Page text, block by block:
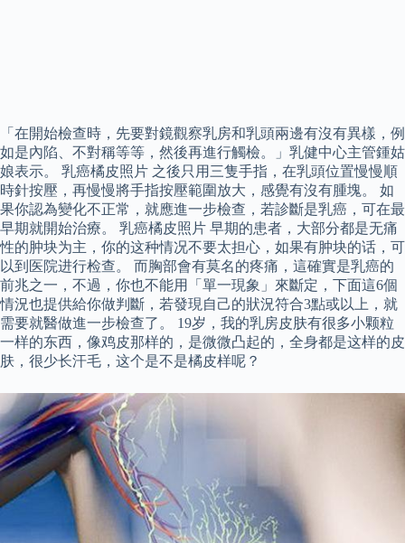
「在開始檢查時，先要對鏡觀察乳房和乳頭兩邊有沒有異樣，例
如是內陷、不對稱等等，然後再進行觸檢。」乳健中心主管鍾姑
娘表示。 乳癌橘皮照片 之後只用三隻手指，在乳頭位置慢慢順
時針按壓，再慢慢將手指按壓範圍放大，感覺有沒有腫塊。 如
果你認為變化不正常，就應進一步檢查，若診斷是乳癌，可在最
早期就開始治療。 乳癌橘皮照片 早期的患者，大部分都是无痛
性的肿块为主，你的这种情况不要太担心，如果有肿块的话，可
以到医院进行检查。 而胸部會有莫名的疼痛，這確實是乳癌的
前兆之一，不過，你也不能用「單一現象」來斷定，下面這6個
情況也提供給你做判斷，若發現自己的狀況符合3點或以上，就
需要就醫做進一步檢查了。 19岁，我的乳房皮肤有很多小颗粒
一样的东西，像鸡皮那样的，是微微凸起的，全身都是这样的皮
肤，很少长汗毛，这个是不是橘皮样呢？